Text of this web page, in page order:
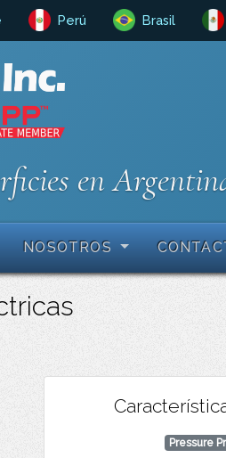
Perú Brasil
en
NOSOTROS
Pressure